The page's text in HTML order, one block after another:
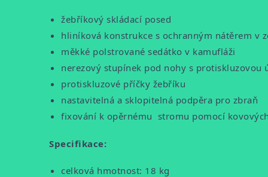
žebříkový skládací posed
hliníková konstrukce s ochranným nátěrem v
měkké polstrované sedátko v kamufláži
nerezový stupínek pod nohy s protiskluzovou
protiskluzové příčky žebříku
nastavitelná a sklopitelná podpěra pro zbraň
fixování k opěrnému stromu pomocí
Specifikace:
celková hmotnost: 18 kg